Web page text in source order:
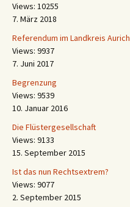
Views: 10255
7. März 2018
Referendum im Landkreis Aurich
Views: 9937
7. Juni 2017
Begrenzung
Views: 9539
10. Januar 2016
Die Flüstergesellschaft
Views: 9133
15. September 2015
Ist das nun Rechtsextrem?
Views: 9077
2. September 2015